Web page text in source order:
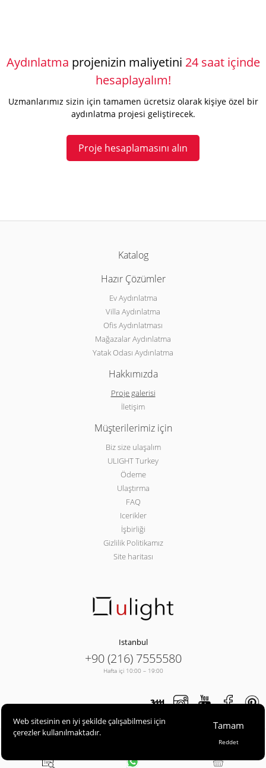
Aydınlatma projenizin maliyetini 24 saat içinde
hesaplayalım!
Uzmanlarımız sizin için tamamen ücretsiz olarak kişiye özel bir
aydınlatma projesi geliştirecek.
Proje hesaplamasını alın
Katalog
Hazır Çözümler
Ev Aydınlatma
Villa Aydınlatma
Ofis Aydınlatması
Mağazalar Aydınlatma
Yatak Odası Aydınlatma
Hakkımızda
Proje galerisi
İletişim
Müşterilerimiz için
Biz size ulaşalım
ULIGHT Turkey
Ödeme
Ulaştırma
FAQ
Icerikler
İşbirliği
Gizlilik Politikamız
Site haritası
Istanbul
+90 (216) 7555580
Hafta içi 10:00 – 19:00
Web sitesinin en iyi şekilde çalışabilmesi için
çerezler kullanılmaktadır.
Tamam
Reddet